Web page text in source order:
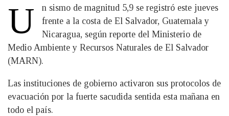
U
n sismo de magnitud 5,9 se registró este jueves
frente a la costa de El Salvador, Guatemala y
Nicaragua, según reporte del Ministerio de
Medio Ambiente y Recursos Naturales de El Salvador
(MARN).
Las instituciones de gobierno activaron sus protocolos de
evacuación por la fuerte sacudida sentida esta mañana en
todo el país.